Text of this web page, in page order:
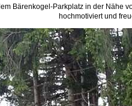
Bärenkogel-Parkplatz in der Nähe
hochmotiviert und